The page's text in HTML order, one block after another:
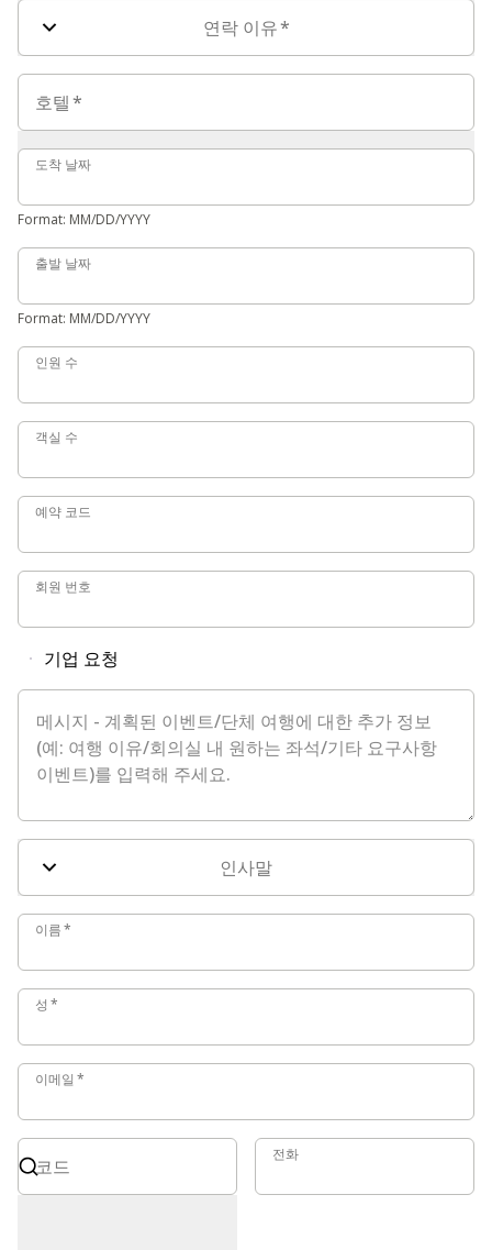
연락 이유*
호텔
호텔*
도착 날짜
도착 날짜
Format: MM/DD/YYYY
출발 날짜
출발 날짜
Format: MM/DD/YYYY
인원 수
인원 수
객실 수
객실 수
예약 코드
예약 코드
회원 번호
회원 번호
기업 요청
메시지 - 계획된 이벤트/단체 여행에 대한 추가 정보(예: 여
인사말
이름
이름*
성 성 *
이메일
이메일 *
코드
코드
전화
전화